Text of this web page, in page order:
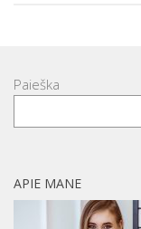
Paieška
APIE MANE